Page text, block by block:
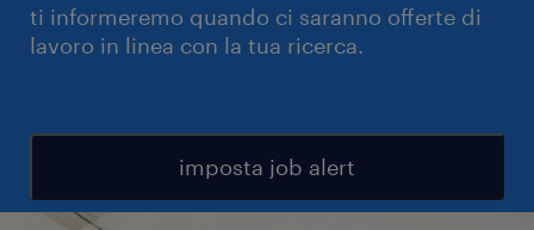
ti informeremo quando ci saranno offerte di
lavoro in linea con la tua ricerca.
imposta job alert